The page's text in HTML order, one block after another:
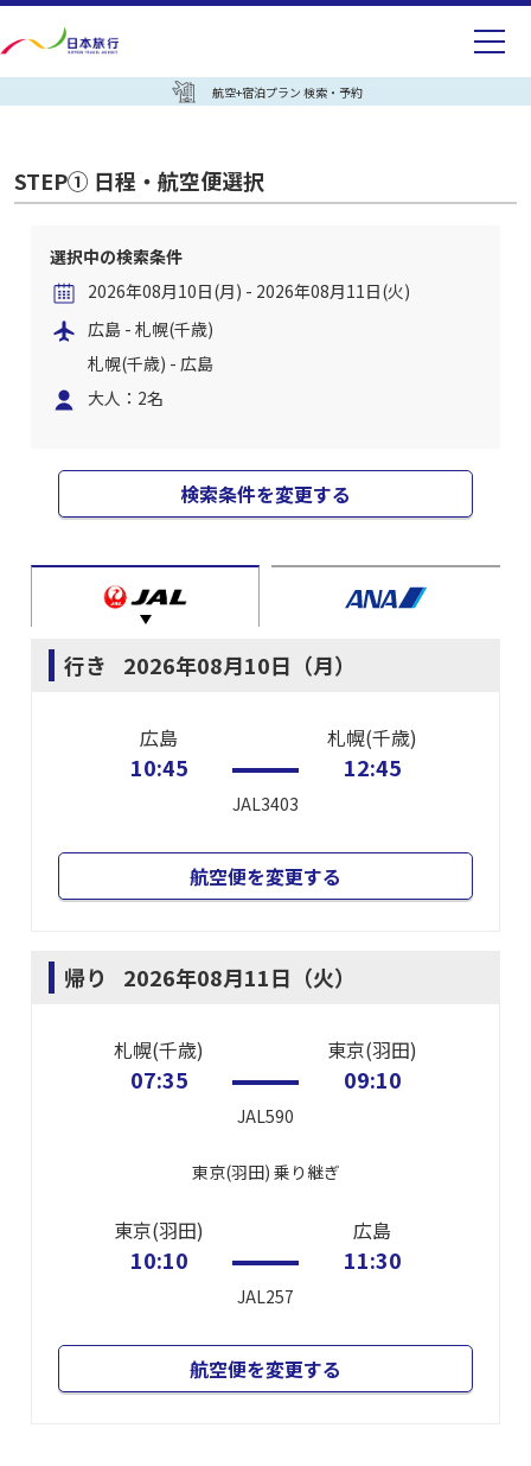
航空+宿泊プラン 検索・予約
STEP① 日程・航空便選択
選択中の検索条件
2026年08月10日(月) - 2026年08月11日(火)
広島 - 札幌(千歳)
札幌(千歳) - 広島
大人：2名
検索条件を変更する
行き 2026年08月10日（月）
広島
10:45
JAL3403
札幌(千歳)
12:45
航空便を変更する
帰り 2026年08月11日（火）
札幌(千歳)
07:35
JAL590
東京(羽田)
09:10
東京(羽田) 乗り継ぎ
東京(羽田)
10:10
JAL257
広島
11:30
航空便を変更する